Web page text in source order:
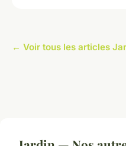
← Voir tous les articles